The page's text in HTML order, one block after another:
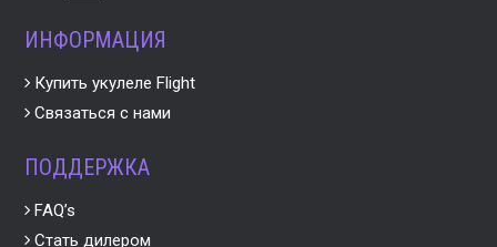
ИНФОРМАЦИЯ
Купить укулеле Flight
Связаться с нами
ПОДДЕРЖКА
FAQ’s
Стать дилером